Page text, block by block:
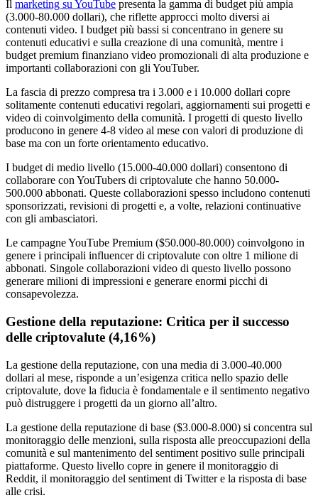
Il marketing su YouTube presenta la gamma di budget più ampia
(3.000-80.000 dollari), che riflette approcci molto diversi ai
contenuti video. I budget più bassi si concentrano in genere su
contenuti educativi e sulla creazione di una comunità, mentre i
budget premium finanziano video promozionali di alta produzione e
importanti collaborazioni con gli YouTuber.
La fascia di prezzo compresa tra i 3.000 e i 10.000 dollari copre
solitamente contenuti educativi regolari, aggiornamenti sui progetti e
video di coinvolgimento della comunità. I progetti di questo livello
producono in genere 4-8 video al mese con valori di produzione di
base ma con un forte orientamento educativo.
I budget di medio livello (15.000-40.000 dollari) consentono di
collaborare con YouTubers di criptovalute che hanno 50.000-
500.000 abbonati. Queste collaborazioni spesso includono contenuti
sponsorizzati, revisioni di progetti e, a volte, relazioni continuative
con gli ambasciatori.
Le campagne YouTube Premium ($50.000-80.000) coinvolgono in
genere i principali influencer di criptovalute con oltre 1 milione di
abbonati. Singole collaborazioni video di questo livello possono
generare milioni di impressioni e generare enormi picchi di
consapevolezza.
Gestione della reputazione: Critica per il successo
delle criptovalute (4,16%)
La gestione della reputazione, con una media di 3.000-40.000
dollari al mese, risponde a un’esigenza critica nello spazio delle
criptovalute, dove la fiducia è fondamentale e il sentimento negativo
può distruggere i progetti da un giorno all’altro.
La gestione della reputazione di base ($3.000-8.000) si concentra sul
monitoraggio delle menzioni, sulla risposta alle preoccupazioni della
comunità e sul mantenimento del sentiment positivo sulle principali
piattaforme. Questo livello copre in genere il monitoraggio di
Reddit, il monitoraggio del sentiment di Twitter e la risposta di base
alle crisi.